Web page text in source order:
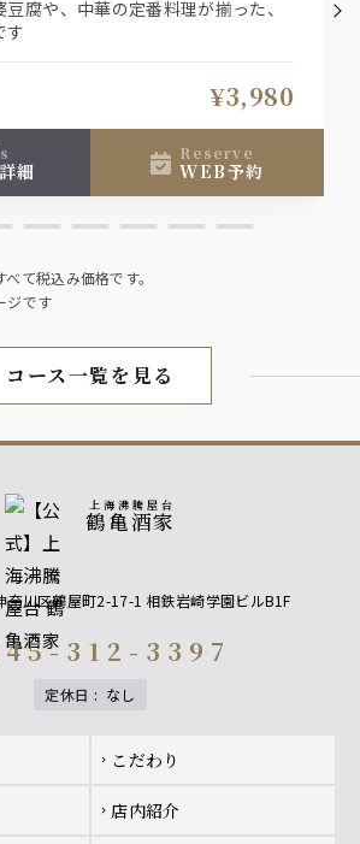
腐や、中華の定番料理が揃った、
す
¥3,980
詳細
reserve
WEB予約
て税込み価格です。
ジです
コース一覧を見る
上海沸騰屋台
鶴亀酒家
奈川区鶴屋町2-17-1 相鉄岩崎学園ビルB1F
312-3397
定休日 : なし
chevron_right こだわり
chevron_right 店内紹介